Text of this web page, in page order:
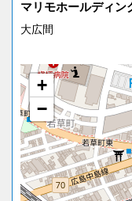
マリモホールディン
大広間
+
−